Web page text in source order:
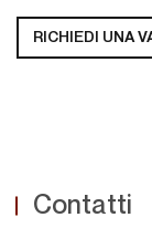
RICHIEDI UNA
Contatti